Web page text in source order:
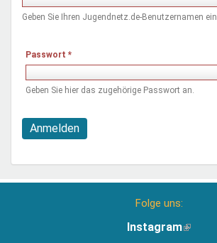
Geben Sie Ihren Jugendnetz.de-Benutzernamen ein.
Passwort *
Geben Sie hier das zugehörige Passwort an.
Anmelden
Folge uns:
Instagram(Link